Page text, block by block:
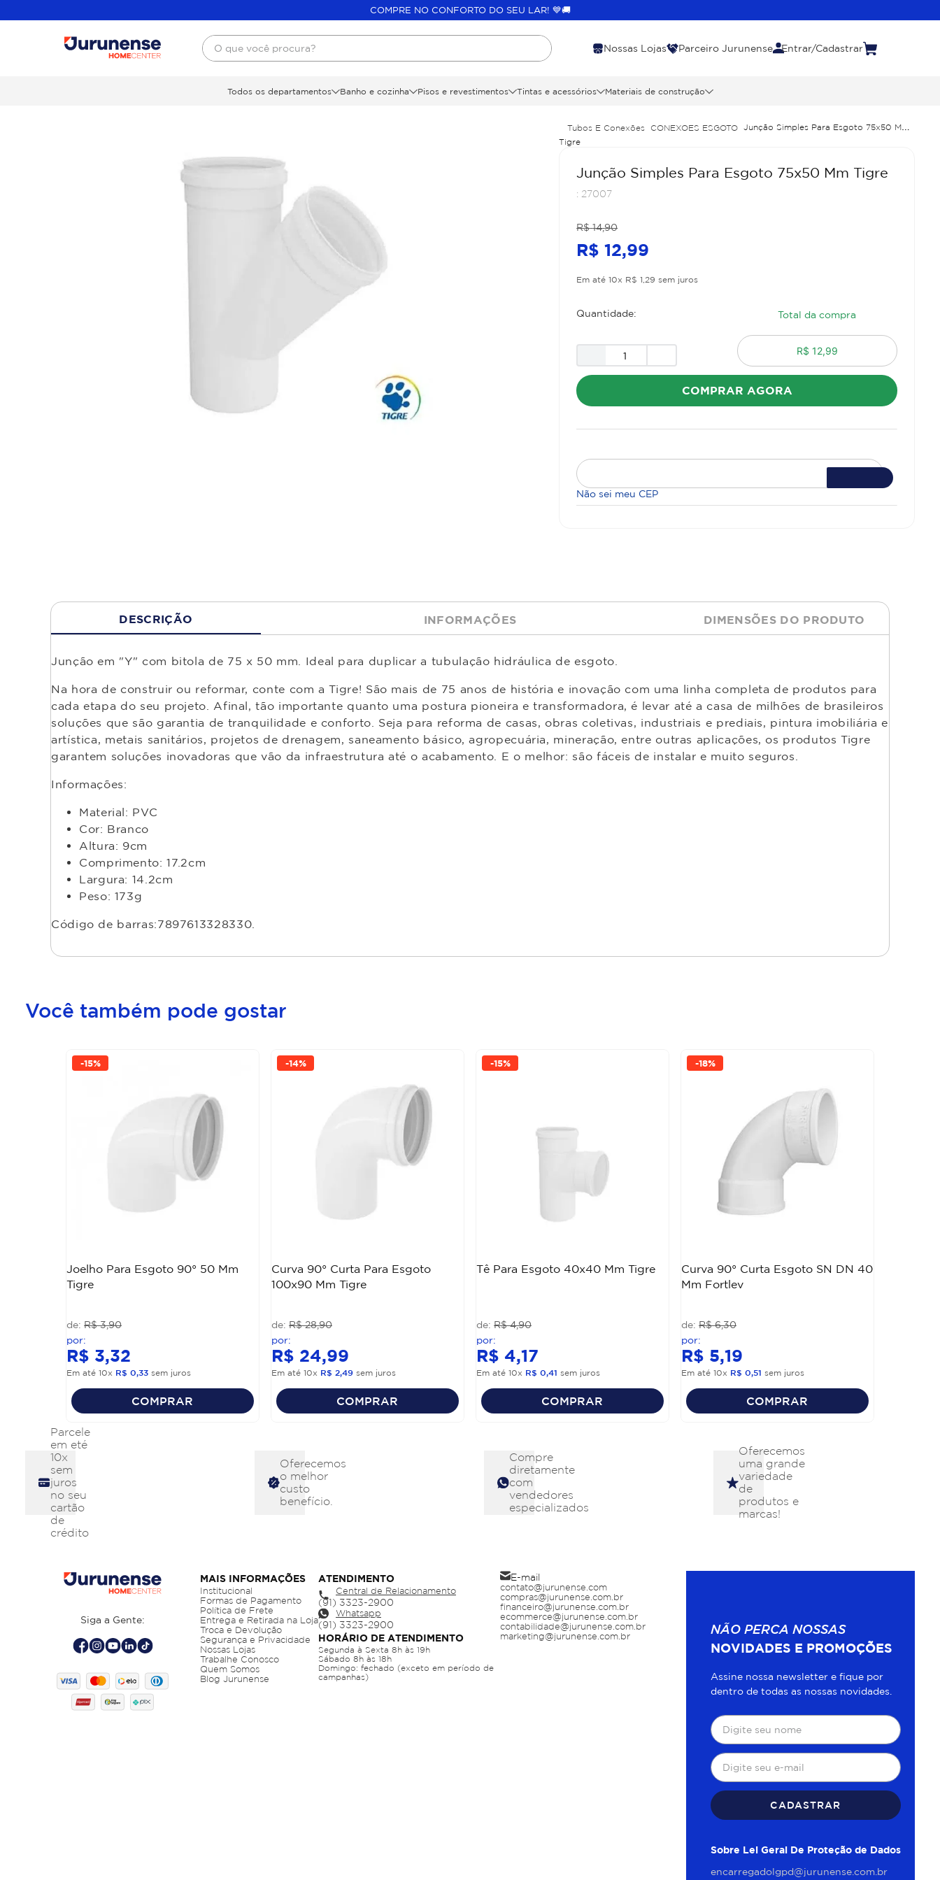
COMPRE NO CONFORTO DO SEU LAR! 💙🚚
O que você procura?
Nossas Lojas Parceiro Jurunense Entrar/Cadastrar
Todos os departamentos Banho e cozinha Pisos e revestimentos Tintas e acessórios Materiais de construção
Tubos E Conexões CONEXOES ESGOTO
Junção Simples Para Esgoto 75x50 Mm
Tigre
Junção Simples Para Esgoto 75x50 Mm Tigre
: 27007
R$ 14,90
R$ 12,99
Em até10x R$ 1 29 sem juros
Quantidade: Total da compra
R$ 12,99
COMPRAR AGORA
Não sei meu CEP
DESCRIÇÃO INFORMAÇÕES DIMENSÕES DO PRODUTO
Junção em "Y" com bitola de 75 x 50 mm. Ideal para duplicar a tubulação hidráulica de esgoto.
Na hora de construir ou reformar, conte com a Tigre! São mais de 75 anos de história e inovação com uma linha completa de produtos para
cada etapa do seu projeto. Afinal, tão importante quanto uma postura pioneira e transformadora, é levar até a casa de milhões de brasileiros
soluções que são garantia de tranquilidade e conforto. Seja para reforma de casas, obras coletivas, industriais e prediais, pintura imobiliária e
artística, metais sanitários, projetos de drenagem, saneamento básico, agropecuária, mineração, entre outras aplicações, os produtos Tigre
garantem soluções inovadoras que vão da infraestrutura até o acabamento. E o melhor: são fáceis de instalar e muito seguros.
Informações:
Material: PVC
Cor: Branco
Altura: 9cm
Comprimento: 17.2cm
Largura: 14.2cm
Peso: 173g
Código de barras:7897613328330.
Você também pode gostar
-15%
Joelho Para Esgoto 90° 50 Mm
Tigre
R$ 3,90
R$ 3,32
Em até10x R$ 0,33 sem juros
COMPRAR
-14%
Curva 90° Curta Para Esgoto
100x90 Mm Tigre
R$ 28,90
R$ 24,99
Em até10x R$ 2,49 sem juros
COMPRAR
-15%
Tê Para Esgoto 40x40 Mm Tigre
R$ 4,90
R$ 4,17
Em até10x R$ 0,41 sem juros
COMPRAR
-18%
Curva 90° Curta Esgoto SN DN 40
Mm Fortlev
R$ 6,30
R$ 5,19
Em até10x R$ 0,51 sem juros
COMPRAR
Parcele
em eté
10x
sem
juros
no seu
cartão
de
crédito
Oferecemos
o melhor
custo
benefício.
Compre
diretamente
com
vendedores
especializados
Oferecemos
uma grande
variedade
de
produtos e
marcas!
Siga a Gente:
MAIS INFORMAÇÕES
Institucional
Formas de Pagamento
Política de Frete
Entrega e Retirada na Loja
Troca e Devolução
Segurança e Privacidade
Nossas Lojas
Trabalhe Conosco
Quem Somos
Blog Jurunense
ATENDIMENTO
Central de Relacionamento
Whatsapp
HORÁRIO DE ATENDIMENTO
Segunda à Sexta 8h às 19h
Sábado 8h às 18h
Domingo: fechado (exceto em período de
campanhas)
E-mail
contato@jurunense.com
compras@jurunense.com.br
financeiro@jurunense.com.br
ecommerce@jurunense.com.br
contabilidade@jurunense.com.br
marketing@jurunense.com.br
NÃO PERCA NOSSAS
NOVIDADES E PROMOÇÕES
Assine nossa newsletter e fique por
dentro de todas as nossas novidades.
CADASTRAR
Sobre Lei Geral De Proteção de Dados
encarregadolgpd@jurunense.com.br